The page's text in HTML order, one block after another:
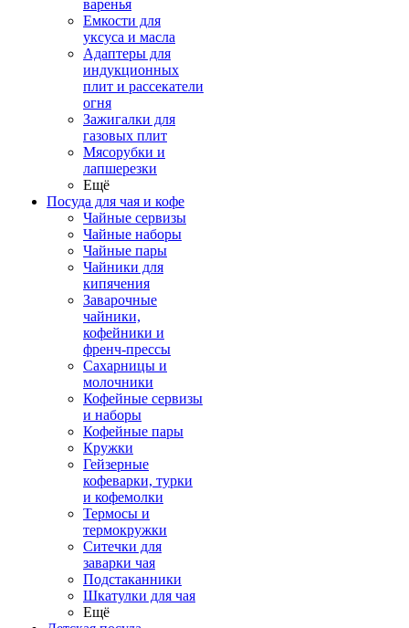
варенья
Емкости для
уксуса и масла
Адаптеры для
индукционных
плит и рассекатели
огня
Зажигалки для
газовых плит
Мясорубки и
лапшерезки
Ещё
Посуда для чая и кофе
Чайные сервизы
Чайные наборы
Чайные пары
Чайники для
кипячения
Заварочные
чайники,
кофейники и
френч-прессы
Сахарницы и
молочники
Кофейные сервизы
и наборы
Кофейные пары
Кружки
Гейзерные
кофеварки, турки
и кофемолки
Термосы и
термокружки
Ситечки для
заварки чая
Подстаканники
Шкатулки для чая
Ещё